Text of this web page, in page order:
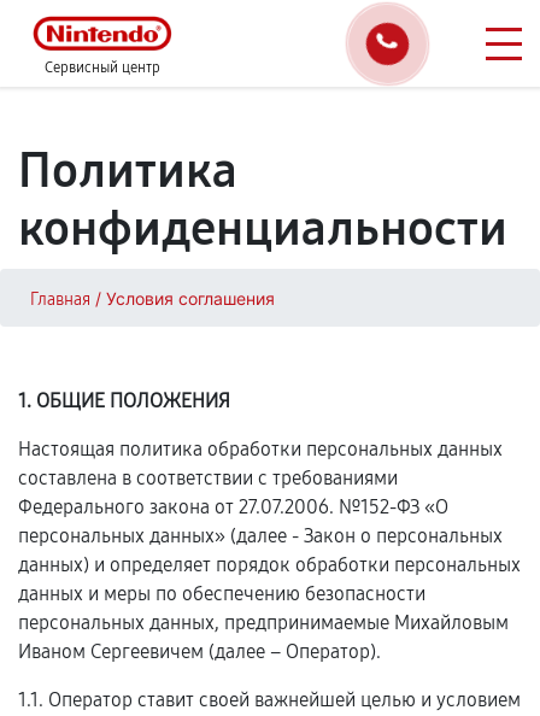
Сервисный центр
Политика
конфиденциальности
Главная / Условия соглашения
1. ОБЩИЕ ПОЛОЖЕНИЯ
Настоящая политика обработки персональных данных
составлена в соответствии с требованиями
Федерального закона от 27.07.2006. №152-ФЗ «О
персональных данных» (далее - Закон о персональных
данных) и определяет порядок обработки персональных
данных и меры по обеспечению безопасности
персональных данных, предпринимаемые Михайловым
Иваном Сергеевичем (далее – Оператор).
1.1. Оператор ставит своей важнейшей целью и условием